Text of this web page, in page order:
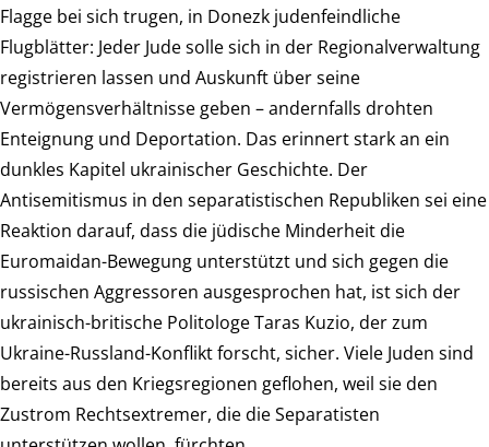
Flagge bei sich trugen, in Donezk judenfeindliche
Flugblätter: Jeder Jude solle sich in der Regionalverwaltung
registrieren lassen und Auskunft über seine
Vermögensverhältnisse geben – andernfalls drohten
Enteignung und Deportation. Das erinnert stark an ein
dunkles Kapitel ukrainischer Geschichte. Der
Antisemitismus in den separatistischen Republiken sei eine
Reaktion darauf, dass die jüdische Minderheit die
Euromaidan-Bewegung unterstützt und sich gegen die
russischen Aggressoren ausgesprochen hat, ist sich der
ukrainisch-britische Politologe Taras Kuzio, der zum
Ukraine-Russland-Konflikt forscht, sicher. Viele Juden sind
bereits aus den Kriegsregionen geflohen, weil sie den
Zustrom Rechtsextremer, die die Separatisten